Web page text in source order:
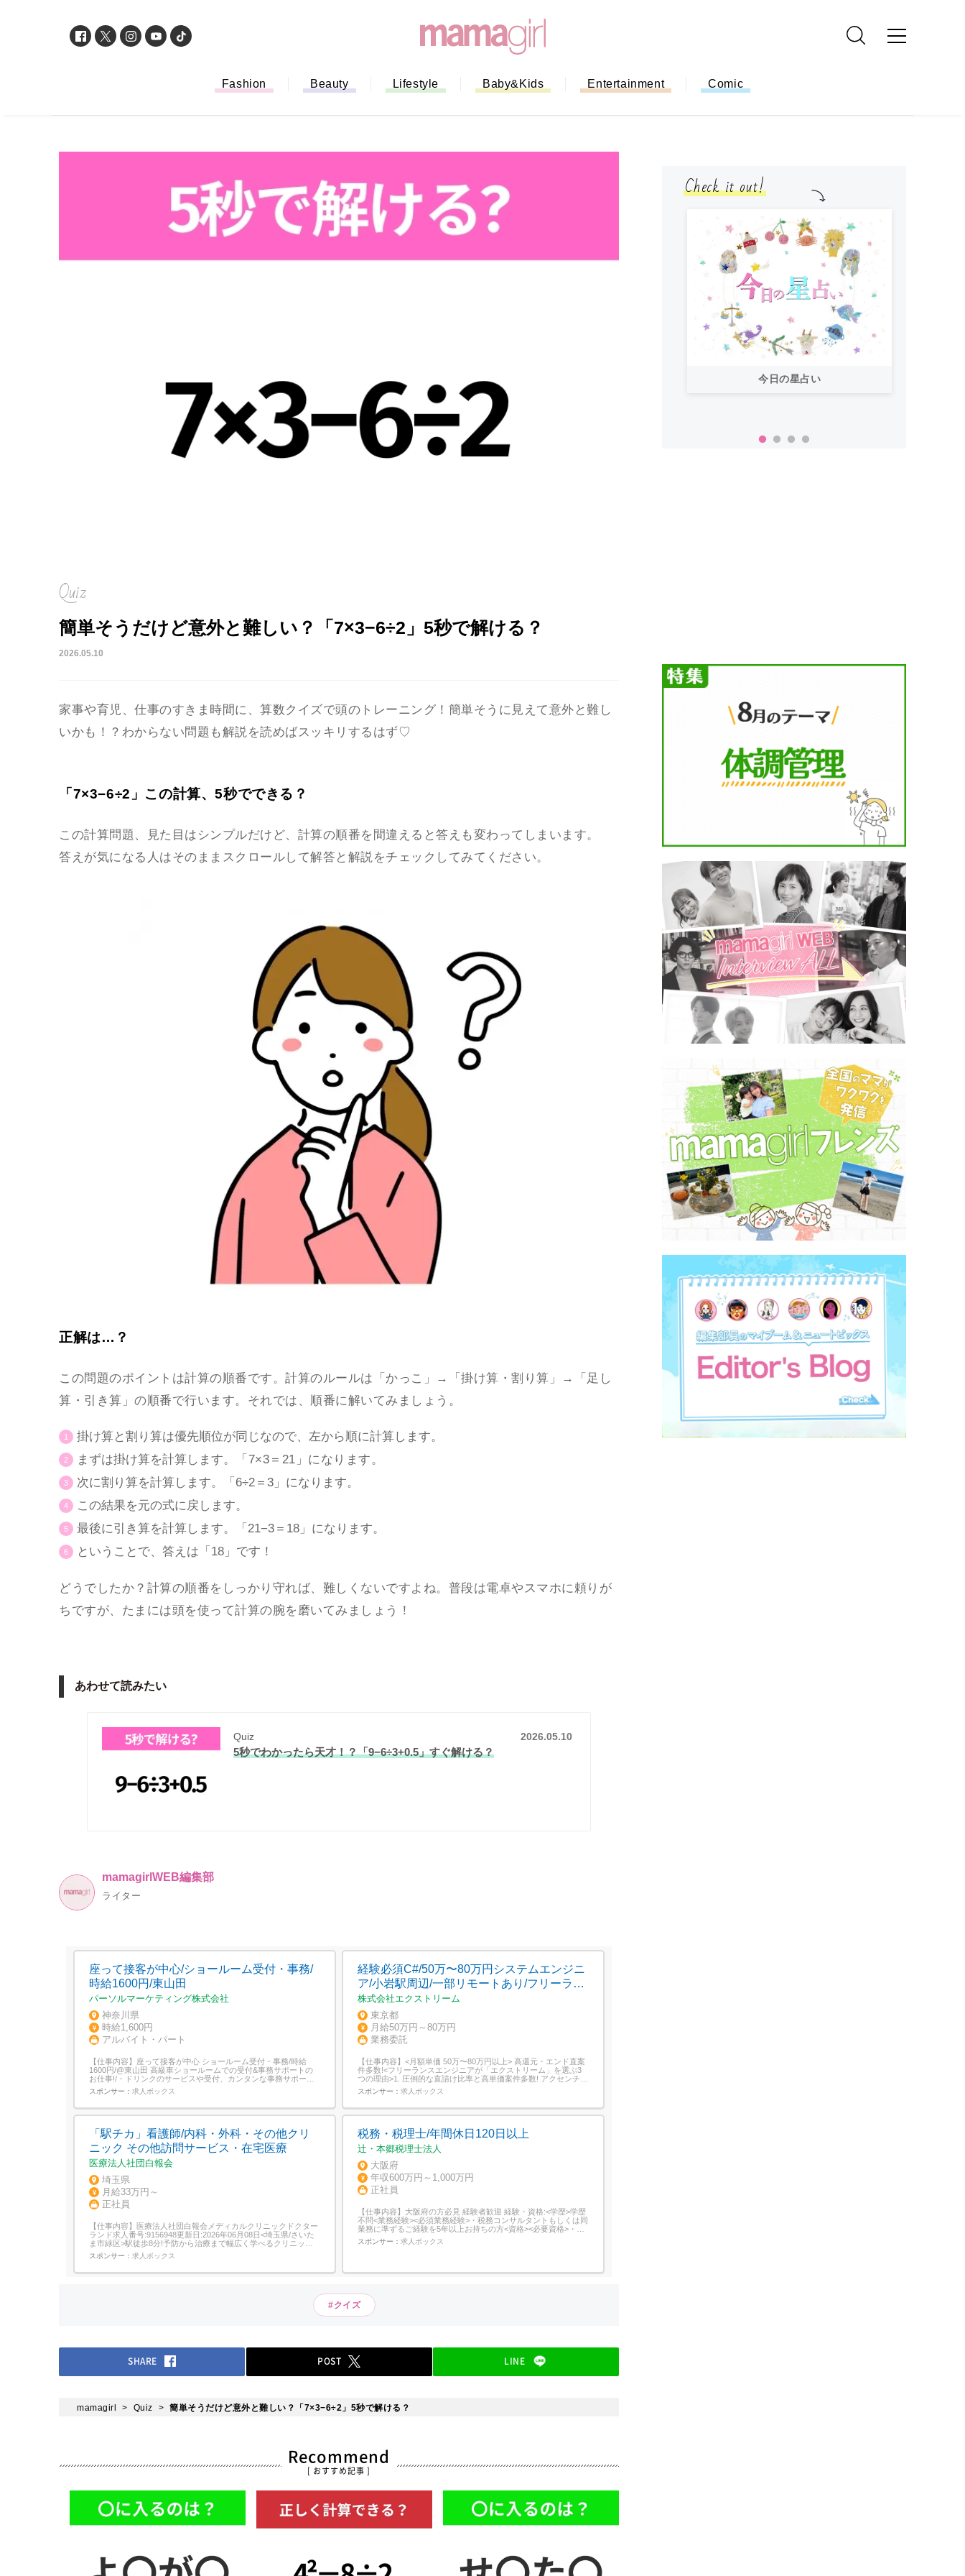
Fashion Beauty Lifestyle Baby&Kids Entertainment Comic
Quiz
簡単そうだけど意外と難しい？「7×3−6÷2」5秒で解ける？
2026.05.10
家事や育児、仕事のすきま時間に、算数クイズで頭のトレーニング！簡単そうに見えて意外と難し
いかも！？わからない問題も解説を読めばスッキリするはず♡
「7×3−6÷2」この計算、5秒でできる？
この計算問題、見た目はシンプルだけど、計算の順番を間違えると答えも変わってしまいます。
答えが気になる人はそのままスクロールして解答と解説をチェックしてみてください。
正解は…？
この問題のポイントは計算の順番です。計算のルールは「かっこ」→「掛け算・割り算」→「足し
算・引き算」の順番で行います。それでは、順番に解いてみましょう。
掛け算と割り算は優先順位が同じなので、左から順に計算します。
まずは掛け算を計算します。
「7×3＝21」になります。
次に割り算を計算します。「6÷2＝3」になります。
この結果を元の式に戻します。
最後に引き算を計算します。「21−3＝18」になります。
ということで、答えは「18」です！
どうでしたか？計算の順番をしっかり守れば、難しくないですよね。普段は電卓やスマホに頼りが
ちですが、たまには頭を使って計算の腕を磨いてみましょう！
あわせて読みたい
Quiz 2026.05.10
5秒でわかったら天才！？「9−6÷3+0.5」すぐ解ける？
mamagirlWEB編集部
ライター
座って接客が中心/ショールーム受付・事務/
時給1600円/東山田
パーソルマーケティング株式会社
神奈川県
時給1,600円
アルバイト・パート
【仕事内容】座って接客が中心 ショールーム受付・事務/時給
1600円/@東山田 高級車ショールームでの受付&事務サポートの
お仕事!/・ドリンクのサービスや受付、カンタンな事務サポート
のみ・時給1600円+交通費は全額支給・水曜定休で予定も立てや
すい 土日祝に勤務できる方を歓迎!・ワンランク上の接客スキル
ショール...
スポンサー： 求人ボックス
経験必須C#/50万〜80万円システムエンジニ
ア/小岩駅周辺/一部リモートあり/フリーラン
ス
株式会社エクストリーム
東京都
月給50万円～80万円
業務委託
【仕事内容】<月額単価 50万〜80万円以上> 高還元・エンド直案
件多数!<フリーランスエンジニアが「エクストリーム」を選ぶ3
つの理由>1. 圧倒的な直請け比率と高単価案件多数! アクセンチュ
ア、NTTデータ、富士ソフト等、日本を代表するトップ企業と直
接取引。 商流が浅いため、高単価アサインが可能です。2. 制作
クを深...
スポンサー： 求人ボックス
「駅チカ」看護師/内科・外科・その他クリ
ニック その他訪問サービス・在宅医療
医療法人社団白報会
埼玉県
月給33万円～
正社員
【仕事内容】医療法人社団白報会メディカルクリニックドクター
ランド求人番号:9156948更新日:2026年06月08日<埼玉県/さいた
ま市緑区>駅徒歩8分!予防から治療まで幅広く学べるクリニック <
正看・外来・正職員>給与月収33.0万円 ～年収420万円 ～勤務地
埼玉県さいたま市緑区 埼玉高速鉄道 「浦和美園」駅 徒歩8分ア
スポンサー： 求人ボックス
税務・税理士/年間休日120日以上
辻・本郷税理士法人
大阪府
年収600万円～1,000万円
正社員
【仕事内容】大阪府の方必見 経験者歓迎 経験・資格:<学歴>学歴
不問<業務経験><必須業務経験>・税務コンサルタントもしくは同
業務に準ずるご経験を5年以上お持ちの方<資格><必要資格>・税
理士科目3科目以上の合格者<給与>年収600万円~1000万円<職種>
税務・税理士<この求人のポイント>税務コンサルタントとして、
スポンサー： 求人ボックス
#クイズ
SHARE POST LINE
mamagirl Quiz 簡単そうだけど意外と難しい？「7×3−6÷2」5秒で解ける？
Recommend
[ おすすめ記事 ]
Check it out!
今日の星占い